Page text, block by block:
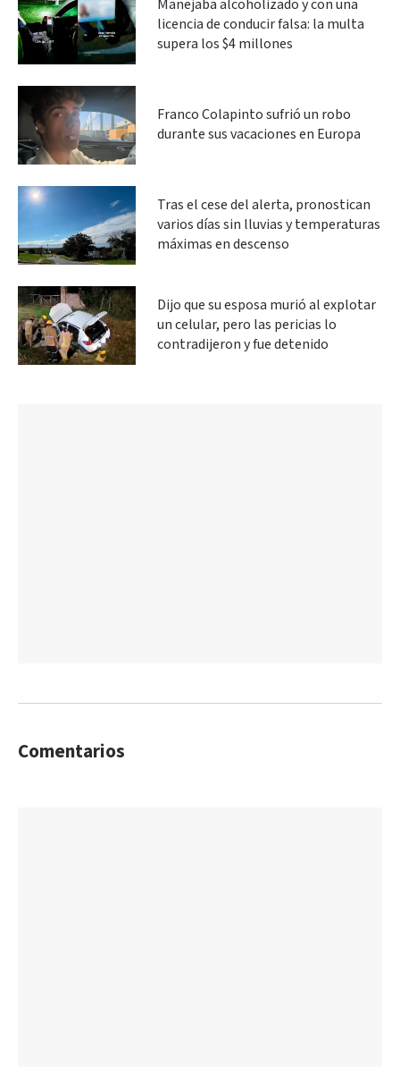
Manejaba alcoholizado y con una
licencia de conducir falsa: la multa
supera los $4 millones
Franco Colapinto sufrió un robo
durante sus vacaciones en Europa
Tras el cese del alerta, pronostican
varios días sin lluvias y temperaturas
máximas en descenso
Dijo que su esposa murió al explotar
un celular, pero las pericias lo
contradijeron y fue detenido
Comentarios